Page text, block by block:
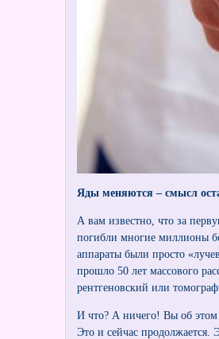
Яды меняются – смысл
А вам известно, что за
погибли многие миллионы
аппараты были просто
прошло 50 лет массового
рентгеновский или
И что? А ничего! Вы об этом
Это и сейчас продолжается.